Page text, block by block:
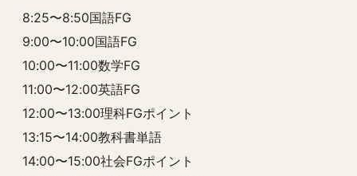
8:25〜8:50国語FG
9:00〜10:00国語FG
10:00〜11:00数学FG
11:00〜12:00英語FG
12:00〜13:00理科FGポイント
13:15〜14:00教科書単語
14:00〜15:00社会FGポイント